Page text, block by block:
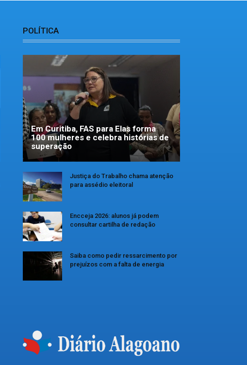
POLÍTICA
Em Curitiba, FAS para Elas forma
100 mulheres e celebra histórias de
superação
Justiça do Trabalho chama atenção
para assédio eleitoral
Encceja 2026: alunos já podem
consultar cartilha de redação
Saiba como pedir ressarcimento por
prejuízos com a falta de energia